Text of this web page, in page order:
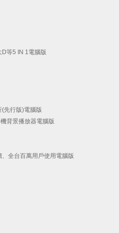
D等5 IN 1電腦版
先行版)電腦版
背景播放器電腦版
全台百萬用戶使用電腦版